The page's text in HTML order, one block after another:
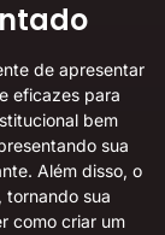
de apresentar
eficazes para
bem
sua
Além disso, o
tornando sua
como criar um